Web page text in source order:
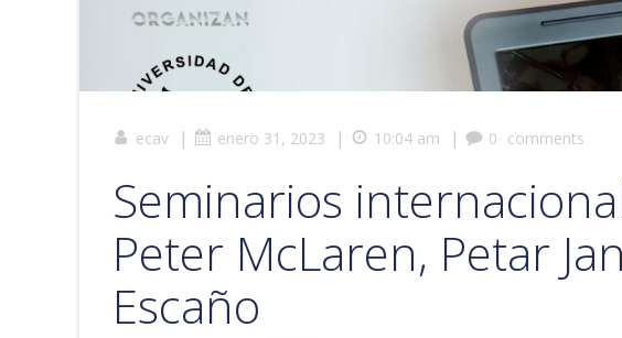
ecav | enero 31, 2023 | 10:04 am | 0 comments
Seminarios
Peter McLaren, Petar
Escaño